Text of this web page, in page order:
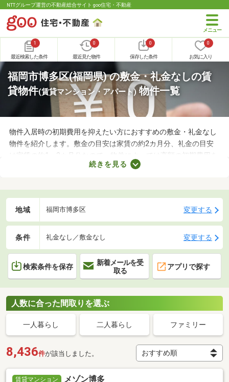
NTTグループ運営の不動産総合サイト goo住宅・不動産
1
最近検索した条件
0
最近見た物件
0
保存した条件
0
お気に入り
福岡市博多区(福岡県) の敷金・礼金なしの賃
貸物件(賃貸マンション・アパート) 物件一覧
物件入居時の初期費用を抑えたい方におすすめの敷金・礼金なし
物件を紹介します。敷金の目安は家賃の約2カ月分、礼金の目安
は家賃の約1～2カ月分なので、物件によっては高額の初期費用を
用意しなければなりません。新生活に必要な家具や家電、インテ
部屋を見つけましょう。
続きを見る
地域 福岡市博多区 変更する
条件 礼金なし／敷金なし 変更する
検索条件を保存
新着メールを受
取る
アプリで探す
人数に合った間取りを選ぶ
一人暮らし 二人暮らし ファミリー
8,436件が該当しました。
賃貸マンション メゾン博多